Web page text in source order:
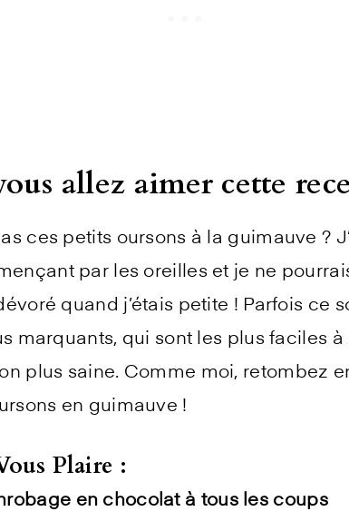
allez aimer cette
ces petits oursons à la guimauve ?
par les oreilles et je ne
quand j’étais petite ! Parfois ce
marquants, qui sont les plus faciles
plus saine. Comme moi, retombez
en guimauve !
Plaire :
en chocolat à tous les coups